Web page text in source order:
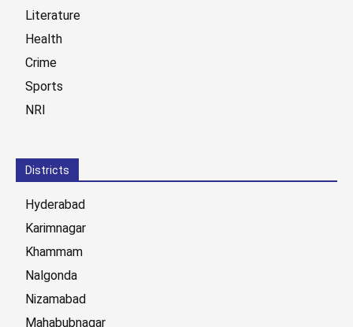
Literature
Health
Crime
Sports
NRI
Districts
Hyderabad
Karimnagar
Khammam
Nalgonda
Nizamabad
Mahabubnagar